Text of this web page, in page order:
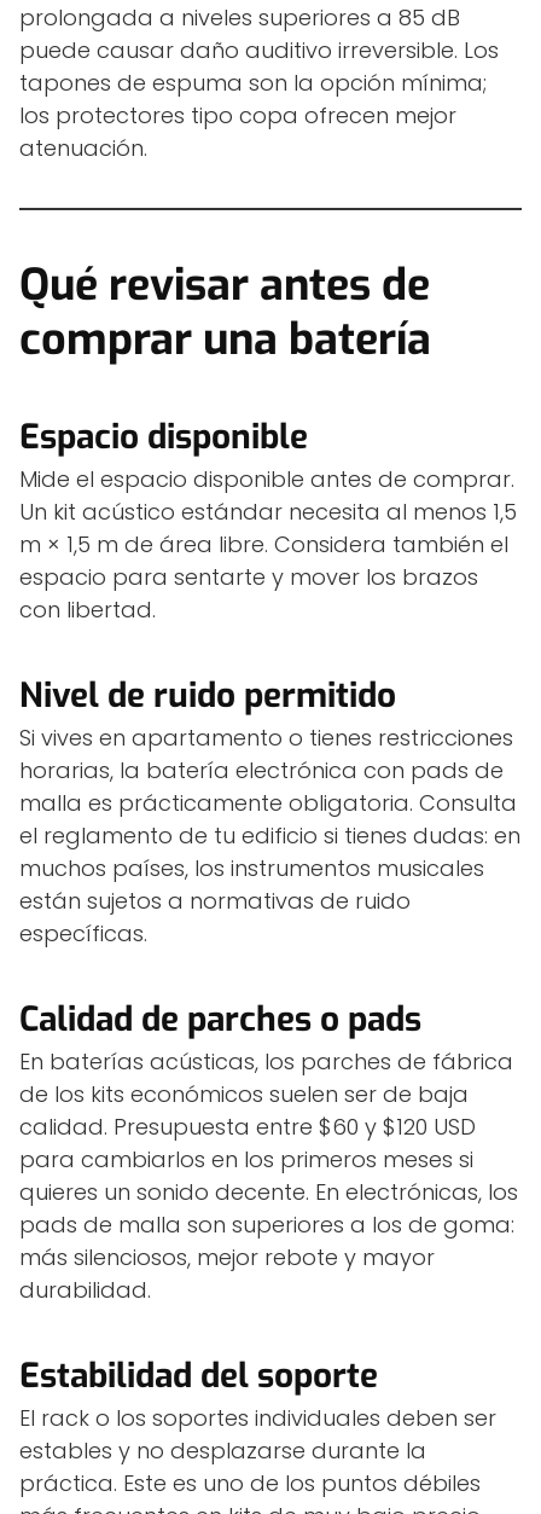
prolongada a niveles superiores a 85 dB
puede causar daño auditivo irreversible. Los
tapones de espuma son la opción mínima;
los protectores tipo copa ofrecen mejor
atenuación.
Qué revisar antes de
comprar una batería
Espacio disponible
Mide el espacio disponible antes de comprar.
Un kit acústico estándar necesita al menos 1,5
m × 1,5 m de área libre. Considera también el
espacio para sentarte y mover los brazos
con libertad.
Nivel de ruido permitido
Si vives en apartamento o tienes restricciones
horarias, la batería electrónica con pads de
malla es prácticamente obligatoria. Consulta
el reglamento de tu edificio si tienes dudas: en
muchos países, los instrumentos musicales
están sujetos a normativas de ruido
específicas.
Calidad de parches o pads
En baterías acústicas, los parches de fábrica
de los kits económicos suelen ser de baja
calidad. Presupuesta entre $60 y $120 USD
para cambiarlos en los primeros meses si
quieres un sonido decente. En electrónicas, los
pads de malla son superiores a los de goma:
más silenciosos, mejor rebote y mayor
durabilidad.
Estabilidad del soporte
El rack o los soportes individuales deben ser
estables y no desplazarse durante la
práctica. Este es uno de los puntos débiles